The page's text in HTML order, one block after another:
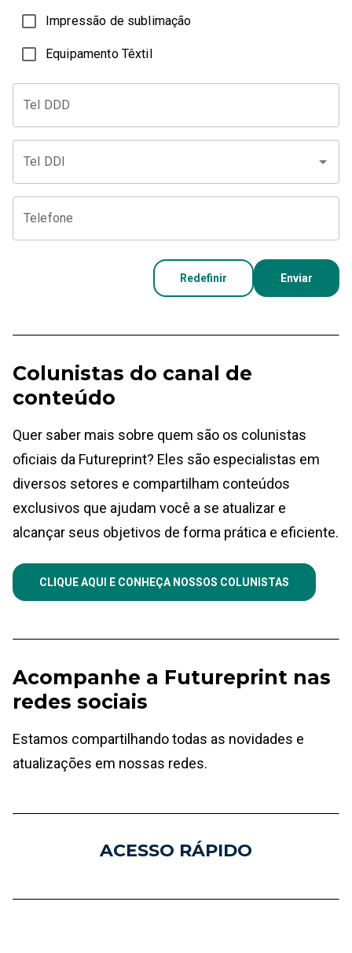
Impressão de sublimação
Equipamento Têxtil
Tel DDD
Tel DDI
Telefone
Redefinir Enviar
Colunistas do canal de
conteúdo
Quer saber mais sobre quem são os colunistas
oficiais da Futureprint? Eles são especialistas em
diversos setores e compartilham conteúdos
exclusivos que ajudam você a se atualizar e
alcançar seus objetivos de forma prática e eficiente.
CLIQUE AQUI E CONHEÇA NOSSOS COLUNISTAS
Acompanhe a Futureprint nas
redes sociais
Estamos compartilhando todas as novidades e
atualizações em nossas redes.
ACESSO RÁPIDO